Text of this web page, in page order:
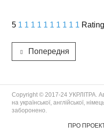
5 1 1 1 1 1 1 1 1 1 1
Попередня
Copyright © 2017-24 УКРЛІТРА.
на української, англійської,
заборонено.
ПРО